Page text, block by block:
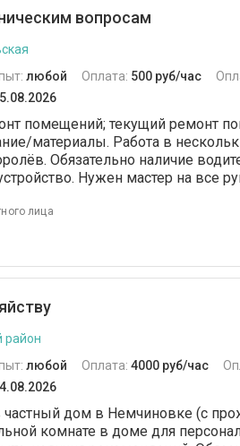
вопросам
любой Оплата: 500 руб/час
помещений; текущий ремонт
материалы. Работа в
Обязательно наличие
Нужен мастер на все
лица
район
любой Оплата: 4000 руб/час
дом в Немчиновке (с
комнате в доме для